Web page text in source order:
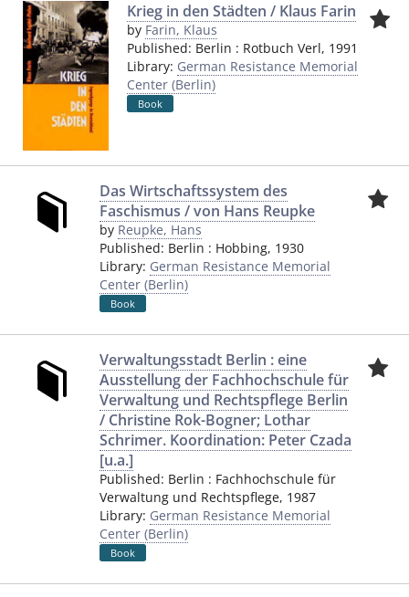
Krieg in den Städten / Klaus Farin
by Farin, Klaus
Published: Berlin : Rotbuch Verl, 1991
Library: German Resistance Memorial
Center (Berlin)
Book
Das Wirtschaftssystem des
Faschismus / von Hans Reupke
by Reupke, Hans
Published: Berlin : Hobbing, 1930
Library: German Resistance Memorial
Center (Berlin)
Book
Verwaltungsstadt Berlin : eine
Ausstellung der Fachhochschule für
Verwaltung und Rechtspflege Berlin
/ Christine Rok-Bogner; Lothar
Schrimer. Koordination: Peter Czada
[u.a.]
Published: Berlin : Fachhochschule für
Verwaltung und Rechtspflege, 1987
Library: German Resistance Memorial
Center (Berlin)
Book